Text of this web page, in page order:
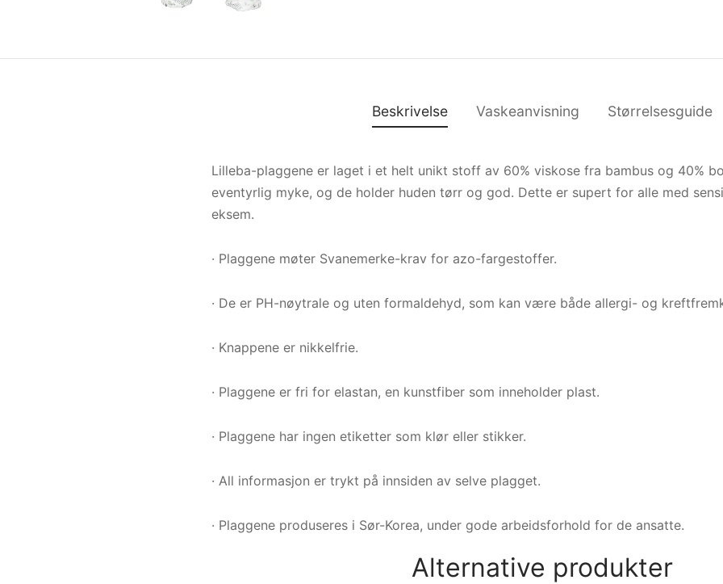
Beskrivelse Vaskeanvisning Størrelsesguide
Lilleba-plaggene er laget i et helt unikt stoff av 60% viskose fra bambus og 40%
eventyrlig myke, og de holder huden tørr og god. Dette er supert for alle med
eksem.
· Plaggene møter Svanemerke-krav for azo-fargestoffer.
· De er PH-nøytrale og uten formaldehyd, som kan være både allergi- og
· Knappene er nikkelfrie.
· Plaggene er fri for elastan, en kunstfiber som inneholder plast.
· Plaggene har ingen etiketter som klør eller stikker.
· All informasjon er trykt på innsiden av selve plagget.
· Plaggene produseres i Sør-Korea, under gode arbeidsforhold for de ansatte.
Alternative produkter